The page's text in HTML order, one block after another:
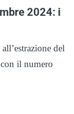
2024: i
del
il numero